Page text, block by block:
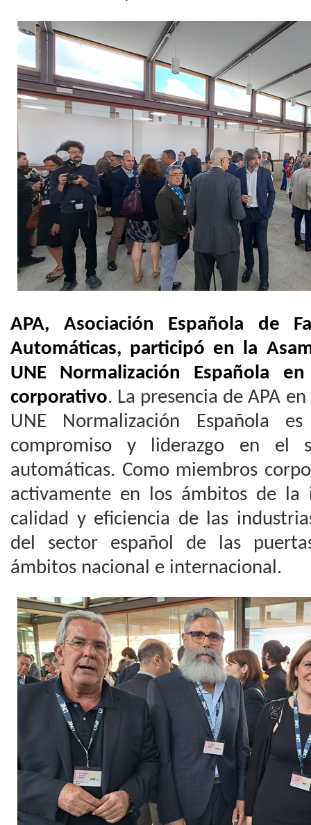
APA, Asociación Española de
Automáticas, participó en la
UNE Normalización Española
corporativo. La presencia de APA
UNE Normalización Española
compromiso y liderazgo en el
automáticas. Como miembros
activamente en los ámbitos de la
calidad y eficiencia de las
del sector español de las
ámbitos nacional e internacional.